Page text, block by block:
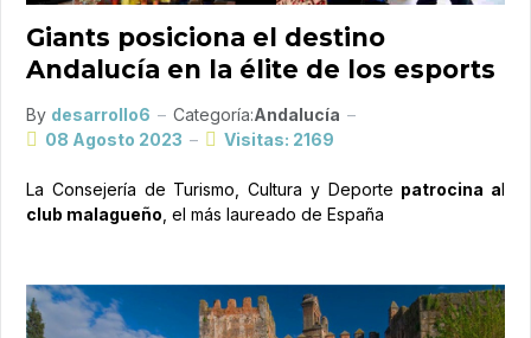
Giants posiciona el destino
Andalucía en la élite de los esports
By desarrollo6 Categoría:Andalucía
08 Agosto 2023
Visitas: 2169
La Consejería de Turismo, Cultura y Deporte patrocina al
club malagueño , el más laureado de España